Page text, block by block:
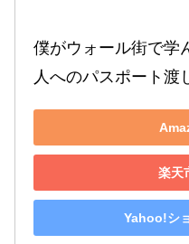
僕がウォール街で学
人へのパスポート渡
楽天
Yahoo!シ